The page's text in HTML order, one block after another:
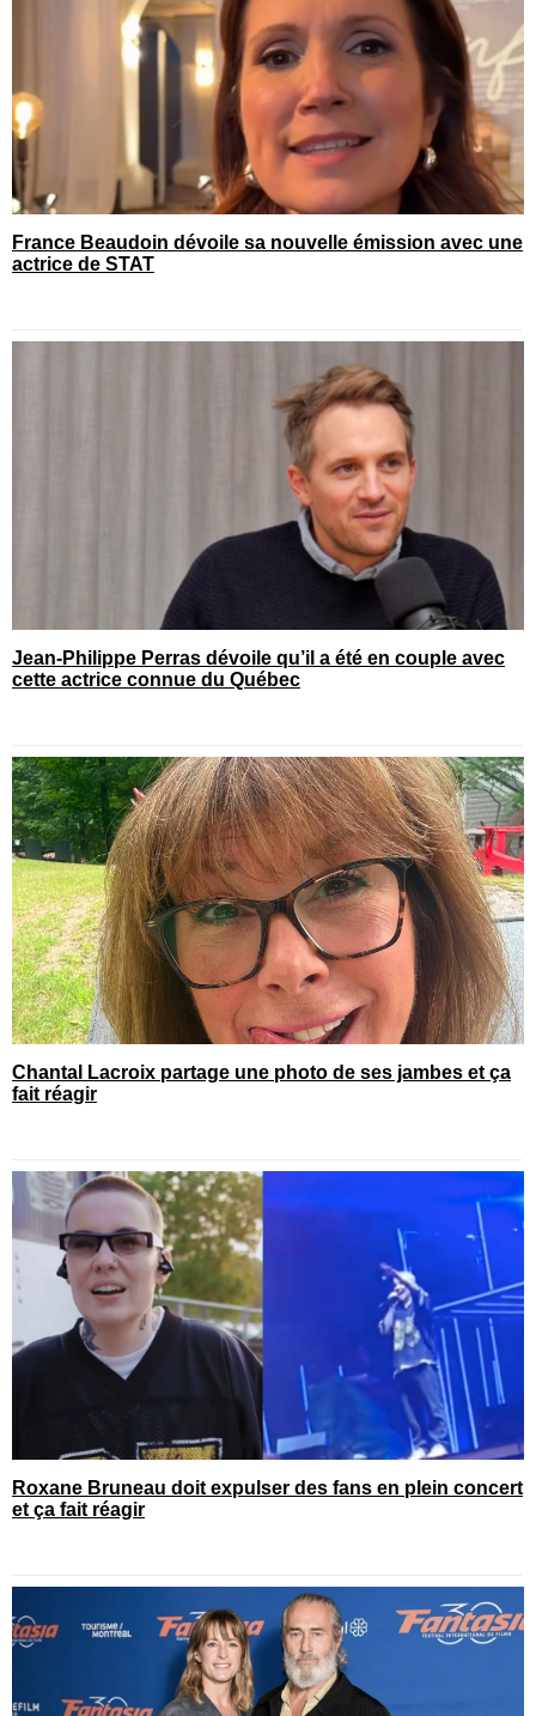
France Beaudoin dévoile sa nouvelle émission avec une
actrice de STAT
Jean-Philippe Perras dévoile qu’il a été en couple avec
cette actrice connue du Québec
Chantal Lacroix partage une photo de ses jambes et ça
fait réagir
Roxane Bruneau doit expulser des fans en plein concert
et ça fait réagir